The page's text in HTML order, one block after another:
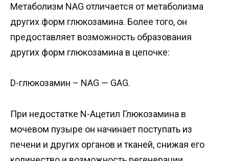
Метаболизм NAG отличается от метаболизма
других форм глюкозамина. Более того, он
предоставляет возможность образования
других форм глюкозамина в цепочке:
D-глюкозамин – NАG — GAG.
При недостатке N-Ацетил Глюкозамина в
мочевом пузыре он начинает поступать из
печени и других органов и тканей, снижая его